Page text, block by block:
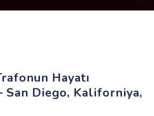
Hayatı
San Diego, Kaliforniya,